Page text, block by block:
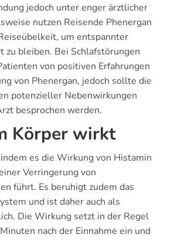
jedoch unter enger ärztlicher
nutzen Reisende Phenergan
um entspannter
zu bleiben. Bei Schlafstörungen
von positiven Erfahrungen
von Phenergan, jedoch sollte die
potenzieller Nebenwirkungen
besprochen werden.
Körper wirkt
es die Wirkung von Histamin
Verringerung von
führt. Es beruhigt zudem das
und ist daher auch als
Die Wirkung setzt in der Regel
nach der Einnahme ein und